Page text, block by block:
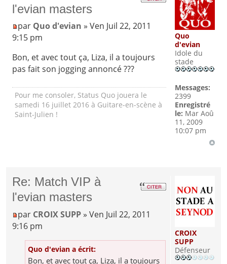
l'evian masters
par Quo d'evian » Ven Juil 22, 2011
9:15 pm
Bon, et avec tout ça, Liza, il a toujours
pas fait son jogging annoncé ???
Pour me consoler, Status Quo jouera le
samedi 16 juillet 2016 à Guitare-en-scène à
Saint-Julien !
Quo
d'evian
Idole du
stade
Messages:
2399
Enregistré
le: Mar Aoû
11, 2009
10:07 pm
Re: Match VIP à
l'evian masters
par CROIX SUPP » Ven Juil 22, 2011
9:16 pm
Quo d'evian a écrit:
Bon, et avec tout ça, Liza, il a toujours
CROIX
SUPP
Défenseur